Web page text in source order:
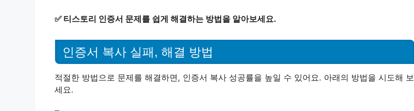
✅ 티스토리 인증서 문제를 쉽게 해결하는 방법을 알아보세요.
인증서 복사 실패, 해결 방법
적절한 방법으로 문제를 해결하면, 인증서 복사 성공률을 높일 수 있어요. 아래의 방법을 시도해 보
세요.